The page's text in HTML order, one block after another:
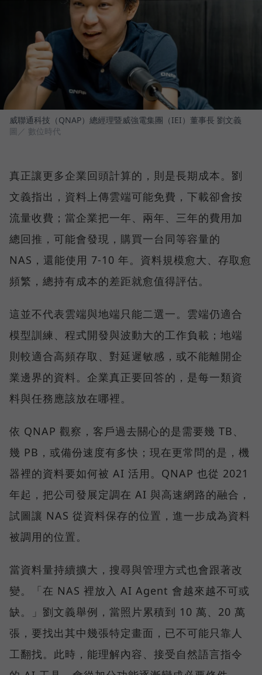
威聯通科技（QNAP）總經理暨威強電集團（IEI）董事長 劉文義
圖／ 數位時代
真正讓更多企業回頭計算的，則是長期成本。劉
文義指出，資料上傳雲端可能免費，下載卻會按
流量收費；當企業把一年、兩年、三年的費用加
總回推，可能會發現，購買一台同等容量的
NAS，還能使用 7-10 年。資料規模愈大、存取愈
頻繁，總持有成本的差距就愈值得評估。
這並不代表雲端與地端只能二選一。雲端仍適合
模型訓練、程式開發與波動大的工作負載；地端
則較適合高頻存取、對延遲敏感，或不能離開企
業邊界的資料。企業真正要回答的，是每一類資
料與任務應該放在哪裡。
依 QNAP 觀察，客戶過去關心的是需要幾 TB、
幾 PB，或備份速度有多快；現在更常問的是，機
器裡的資料要如何被 AI 活用。QNAP 也從 2021
年起，把公司發展定調在 AI 與高速網路的融合，
試圖讓 NAS 從資料保存的位置，進一步成為資料
被調用的位置。
當資料量持續擴大，搜尋與管理方式也會跟著改
變。「在 NAS 裡放入 AI Agent 會越來越不可或
缺。」劉文義舉例，當照片累積到 10 萬、20 萬
張，要找出其中幾張特定畫面，已不可能只靠人
工翻找。此時，能理解內容、接受自然語言指令